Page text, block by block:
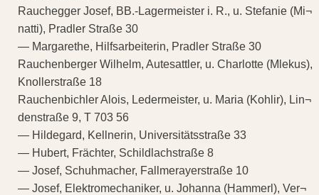
Rauchegger Josef, BB.-Lagermeister i. R., u. Stefanie (Mi¬
natti), Pradler Straße 30
— Margarethe, Hilfsarbeiterin, Pradler Straße 30
Rauchenberger Wilhelm, Autesattler, u. Charlotte (Mlekus),
Knollerstraße 18
Rauchenbichler Alois, Ledermeister, u. Maria (Kohlir), Lin¬
denstraße 9, T 703 56
— Hildegard, Kellnerin, Universitätsstraße 33
— Hubert, Frächter, Schildlachstraße 8
— Josef, Schuhmacher, Fallmerayerstraße 10
— Josef, Elektromechaniker, u. Johanna (Hammerl), Ver¬